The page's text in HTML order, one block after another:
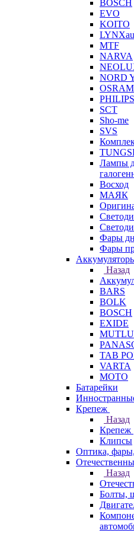
BOSCH
EVO
KOITO
MTF
NARVA
NORD
OSRAM
PHILIPS
SCT
Sho-me
SVS
Лампы
Восход
МАЯК
Фары
Фары
Назад
BARS
BOLK
BOSCH
EXIDE
MUTLU
TAB
VARTA
МОТО
Батарейки
Крепеж
Назад
Крепеж
Клипсы
Оптика, фары,
Назад
Болты,